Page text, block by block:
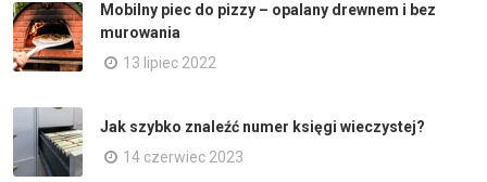
Mobilny piec do pizzy – opalany drewnem i bez
murowania
13 lipiec 2022
Jak szybko znaleźć numer księgi wieczystej?
14 czerwiec 2023